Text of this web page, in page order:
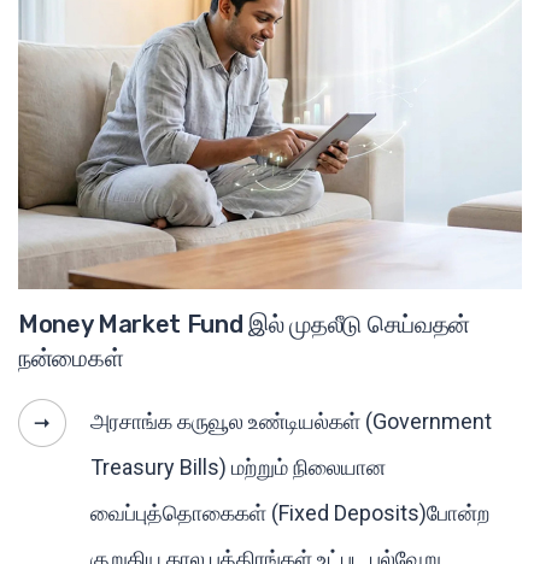
Money Market Fund இல் முதலீடு செய்வதன்
நன்மைகள்
அரசாங்க கருவூல உண்டியல்கள் (Government
Treasury Bills) மற்றும் நிலையான
வைப்புத்தொகைகள் (Fixed Deposits)போன்ற
குறுகிய கால பத்திரங்கள் உட்பட பல்வேறு